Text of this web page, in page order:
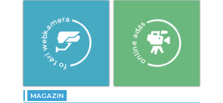
MAGAZIN